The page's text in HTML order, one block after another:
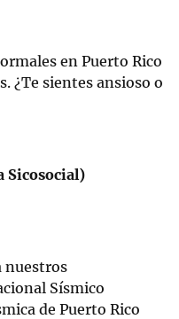
en Puerto Rico
¿Te sientes ansioso o
Sicosocial)
nuestros
Sísmico
de Puerto Rico